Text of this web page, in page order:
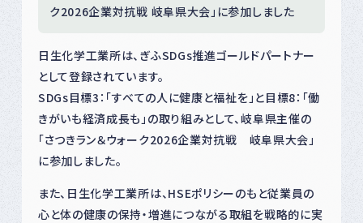
ク2026企業対抗戦 岐阜県大会」に参加しました
日生化学工業所は、ぎふSDGs推進ゴールドパートナー
として登録されています。
SDGs目標3：「すべての人に健康と福祉を」と目標8：「働
きがいも経済成長も」の取り組みとして、岐阜県主催の
「さつきラン＆ウォーク2026企業対抗戦 岐阜県大会」
に参加しました。
また、日生化学工業所は、HSEポリシーのもと従業員の
心と体の健康の保持・増進につながる取組を戦略的に実